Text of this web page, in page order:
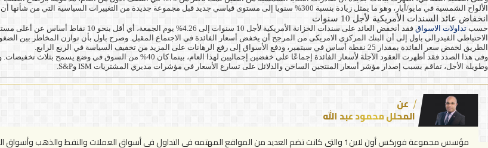
الألواح الشمسية في مايو/أيار، وهو ما يمثل زيادة بنسبة 300% سنويا إلى مستوى قياسي جديد قبل مجموعة جديدة من التغييرات السياسية التي من شأنها أن تجعل من الصعب ربط الألواح بالشبكات.
انخفاض عائد السندات الأمريكية لأجل 10 سنوات
حسب تداولات الاسواق
فقد أنخفض العائد على سندات الخزانة
الاحتياطي الفيدرالي باول إلى أن البنك المركزي الامريكى من المرجح أن يخفض أسعار الفائدة في الاجتماع المقبل. وصرح باول بأن توازن المخاطر بين
الطريق لخفض سعر الفائدة بمقدار 25 نقطة أساس في سبتمبر، ودفع الأسواق إلى رفع الرهانات على المزيد من تخفيف السياسة في الربع الرابع.
وفى هذا الصدد فقد أظهرت العقود الآجلة لأسعار الفائدة إجماعًا على خفضين
وطويلة الأجل، تفاقم بسبب إصدار مؤشر أسعار المنتجين الساخن والدلائل على تسارع الأسعار في مؤشرات مديري المشتريات ISM وS&P.
عن
المحلل محمود عبد الله